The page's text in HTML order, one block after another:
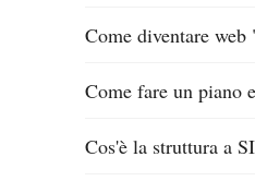
Come diventare
Come fare un piano
Cos'è la struttura a